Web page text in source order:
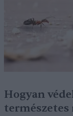
Hogyan
természetes